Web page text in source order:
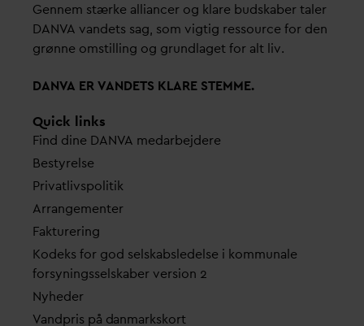
Gennem stærke alliancer og klare budskaber taler
DANVA vandets sag, som vigtig ressource for den
grønne omstilling og grundlaget for alt liv.
DANVA ERVANDETS KLARE STEMME.
Quick links
Find dine DANVA medarbejdere
Bestyrelse
Privatlivspolitik
Arrangementer
Fakturering
Kodeks for god selskabsledelse i kommunale
forsyningsselskaber version 2
Nyheder
Vandpris på danmarkskort